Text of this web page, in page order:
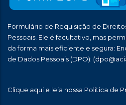
Formulário de Requisição de
Pessoais. Ele é facultativo, mas
da forma mais eficiente e segura:
de Dados Pessoais (DPO):
Clique aqui e leia nossa Política de